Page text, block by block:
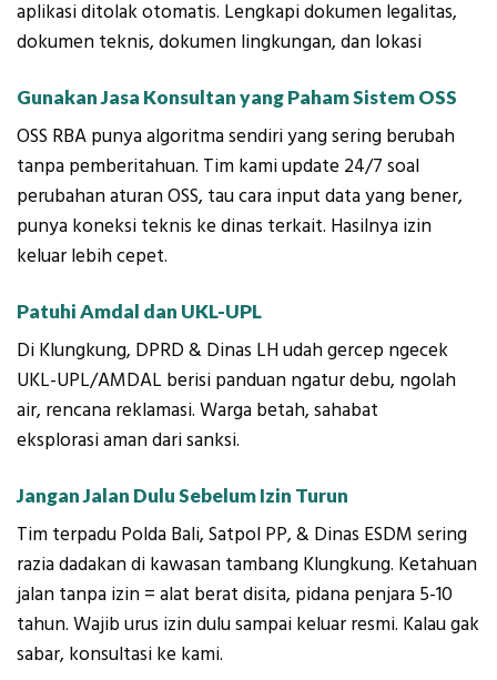
aplikasi ditolak otomatis. Lengkapi dokumen legalitas,
dokumen teknis, dokumen lingkungan, dan lokasi
Gunakan Jasa Konsultan yang Paham Sistem OSS
OSS RBA punya algoritma sendiri yang sering berubah
tanpa pemberitahuan. Tim kami update 24/7 soal
perubahan aturan OSS, tau cara input data yang bener,
punya koneksi teknis ke dinas terkait. Hasilnya izin
keluar lebih cepet.
Patuhi Amdal dan UKL-UPL
Di Klungkung, DPRD & Dinas LH udah gercep ngecek
UKL-UPL/AMDAL berisi panduan ngatur debu, ngolah
air, rencana reklamasi. Warga betah, sahabat
eksplorasi aman dari sanksi.
Jangan Jalan Dulu Sebelum Izin Turun
Tim terpadu Polda Bali, Satpol PP, & Dinas ESDM sering
razia dadakan di kawasan tambang Klungkung. Ketahuan
jalan tanpa izin = alat berat disita, pidana penjara 5-10
tahun. Wajib urus izin dulu sampai keluar resmi. Kalau gak
sabar, konsultasi ke kami.